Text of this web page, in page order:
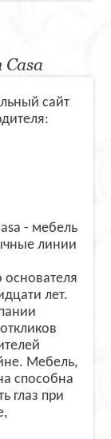
сайт
- мебель
линии
лет.
Мебель,
способна
глаз при